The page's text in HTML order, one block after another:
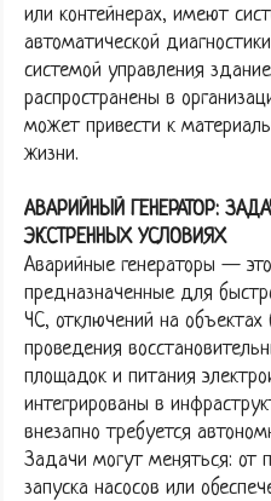
или контейнерах, имеют
автоматической
системой управления
распространены в
может привести к
жизни.
АВАРИЙНЫЙ ГЕНЕРАТОР:
ЭКСТРЕННЫХ УСЛОВИЯХ
Аварийные генераторы —
предназначенные для
ЧС, отключений на объектах
проведения
площадок и питания
интегрированы в
внезапно требуется
Задачи могут меняться: от
запуска насосов или